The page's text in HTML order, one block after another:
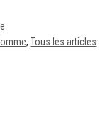
, Tous les articles